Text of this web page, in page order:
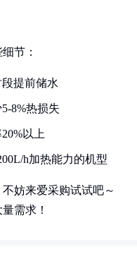
节：
提前储水
8%热损失
以上
h加热能力的机型
妨来爱采购试试吧～
需求！